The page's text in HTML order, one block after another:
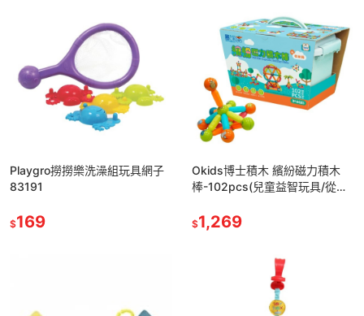
Playgro撈撈樂洗澡組玩具網子
83191
$169
Okids博士積木 繽紛磁力積木
棒-102pcs(兒童益智玩具/從平
$1,269